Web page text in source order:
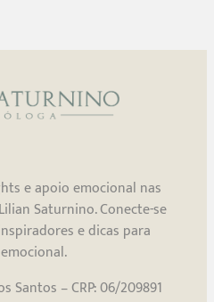
e apoio emocional nas
Lilian Saturnino. Conecte-se
e dicas para
Santos – CRP: 06/209891